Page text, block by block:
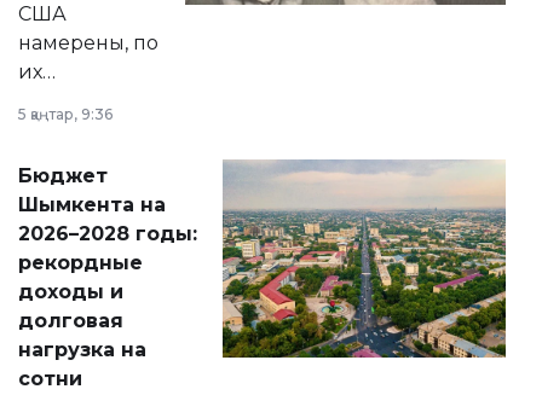
США
намерены, по
их
принести
народу
Венесуэлы.
5 қаңтар, 9:36
Бюджет
Шымкента на
2026–2028 годы:
рекордные
доходы и
долговая
нагрузка на
сотни